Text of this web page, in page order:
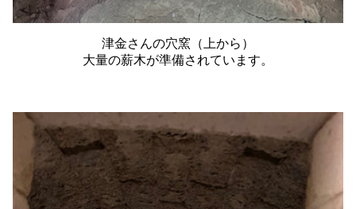
津金さんの穴窯（上から）
大量の薪木が準備されています。